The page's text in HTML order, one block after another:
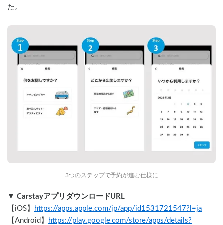
た。
3つのステップで予約が進む仕様に
▼ CarstayアプリダウンロードURL
【iOS】
https://apps.apple.com/jp/app/id1531721547?l=ja
【Android】
https://play.google.com/store/apps/details?